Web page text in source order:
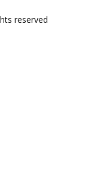
reserved